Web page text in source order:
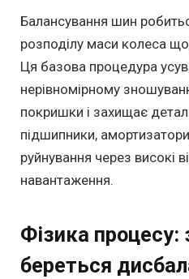
Балансування шин
розподілу маси колеса
Ця базова процедура
нерівномірному
покришки і захищає
підшипники,
руйнування через високі
навантаження.
Фізика процесу:
береться